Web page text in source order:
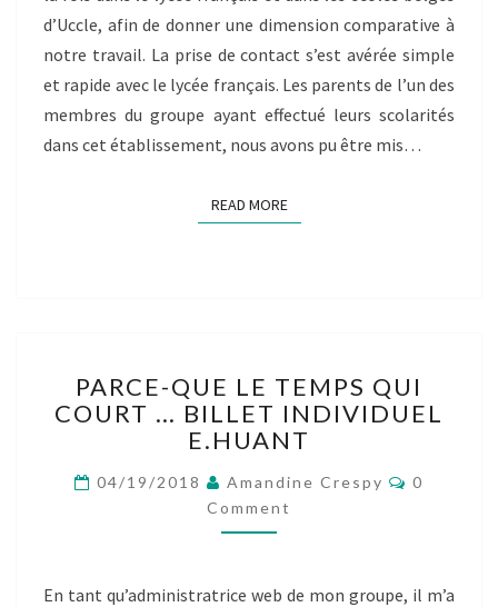
d’Uccle, afin de donner une dimension comparative à
notre travail. La prise de contact s’est avérée simple
et rapide avec le lycée français. Les parents de l’un des
membres du groupe ayant effectué leurs scolarités
dans cet établissement, nous avons pu être mis…
READ MOREREAD MORE
QUE
LE
TEMPS
COURT
…
BILLET
PARCE-QUE LE TEMPS QUI
COURT … BILLET INDIVIDUEL
E.HUANT
04/19/2018 Amandine Crespy
0
Comment
En tant qu’administratrice web de mon groupe, il m’a